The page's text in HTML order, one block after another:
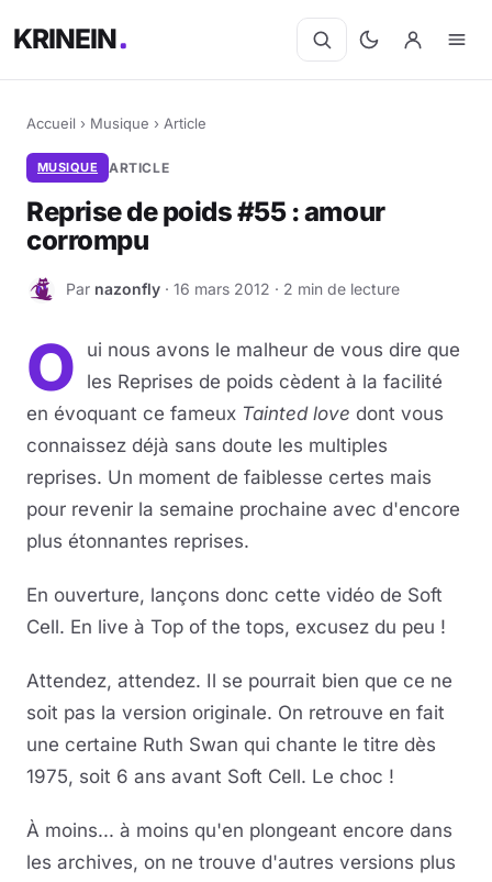
KRINEIN
Accueil › Musique › Article
MUSIQUE ARTICLE
Reprise de poids #55 : amour
corrompu
N Par nazonfly · 16 mars 2012 · 2 min de lecture
O
ui nous avons le malheur de vous dire que
les Reprises de poids cèdent à la facilité
en évoquant ce fameux Tainted love dont vous
connaissez déjà sans doute les multiples
reprises. Un moment de faiblesse certes mais
pour revenir la semaine prochaine avec d'encore
plus étonnantes reprises.
En ouverture, lançons donc cette vidéo de Soft
Cell. En live à Top of the tops, excusez du peu !
Attendez, attendez. Il se pourrait bien que ce ne
soit pas la version originale. On retrouve en fait
une certaine Ruth Swan qui chante le titre dès
1975, soit 6 ans avant Soft Cell. Le choc !
À moins... à moins qu'en plongeant encore dans
les archives, on ne trouve d'autres versions plus